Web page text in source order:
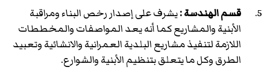
قسم الهندسة :يشرف على إصدار رخص البناء ومراقبة
الأبنية والمشاريع كما أنه يعد المواصفات والمخططات
اللازمة لتنفيذ مشاريع البلدية العمرانية والانشائية وتعبيد
الطرق وكل ما يتعلق بتنظيم الأبنية والشوارع.